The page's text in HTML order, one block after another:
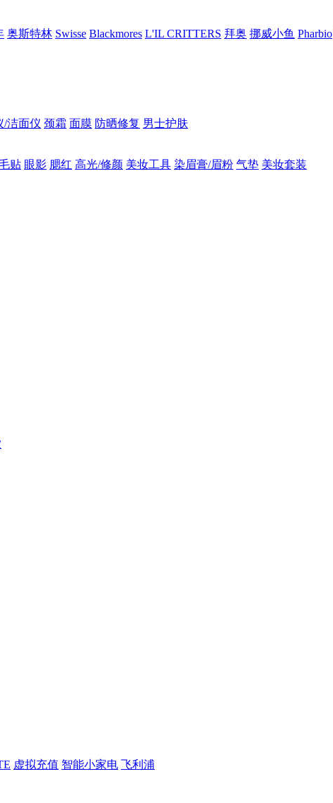
奥斯特林 Swisse Blackmores L'IL CRITTERS 拜奥 挪威小鱼 Pharbio
/洁面仪 颈霜 面膜 防晒修复 男士护肤
贴 眼影 腮红 高光/修颜 美妆工具 染眉膏/眉粉 气垫 美妆套装
虚拟充值 智能小家电 飞利浦